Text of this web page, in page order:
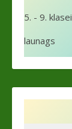
5. - 9. klasei
launags